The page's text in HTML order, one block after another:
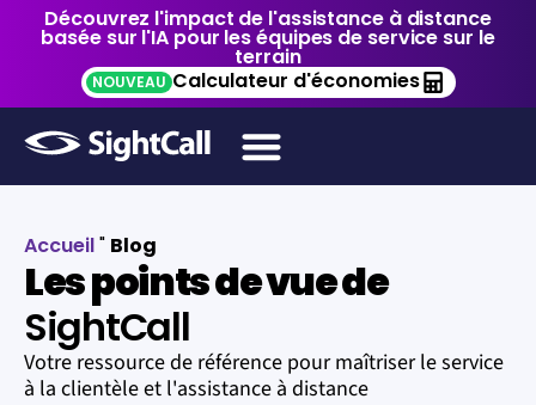
Découvrez l'impact de l'assistance à distance
basée sur l'IA pour les équipes de service sur le
terrain
NOUVEAU Calculateur d'économies
Accueil" Blog
Les points de vue de
SightCall
Votre ressource de référence pour maîtriser le service
à la clientèle et l'assistance à distance